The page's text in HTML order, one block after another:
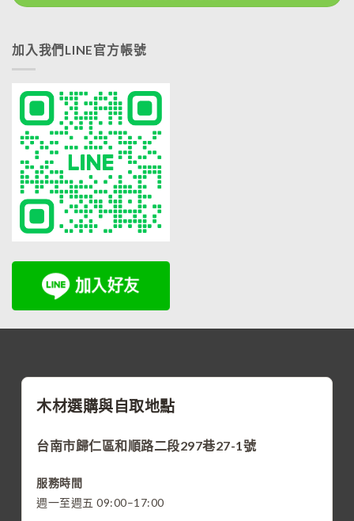
加入我們LINE官方帳號
木材選購與自取地點
台南市歸仁區和順路二段297巷27-1號
服務時間
週一至週五 09:00–17:00